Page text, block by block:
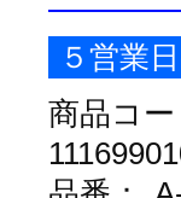
５営業
商品コー